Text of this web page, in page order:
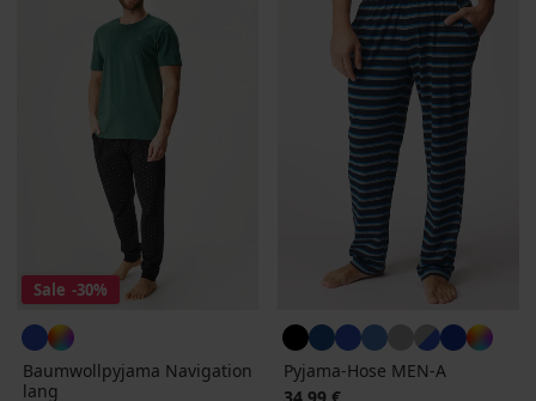
Sale -30%
Baumwollpyjama Navigation
lang
Pyjama-Hose MEN-A